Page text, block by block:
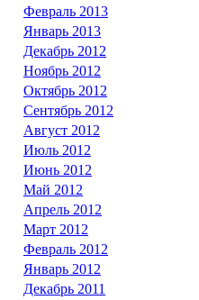
Февраль 2013
Январь 2013
Декабрь 2012
Ноябрь 2012
Октябрь 2012
Сентябрь 2012
Август 2012
Июль 2012
Июнь 2012
Май 2012
Апрель 2012
Март 2012
Февраль 2012
Январь 2012
Декабрь 2011